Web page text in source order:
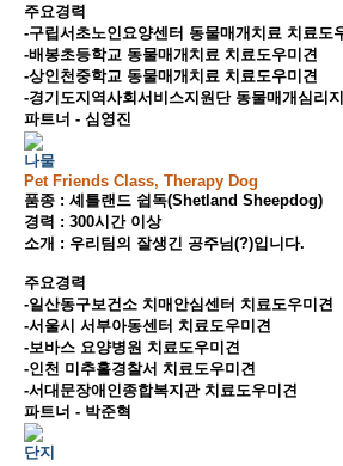
주요경력
-구립서초노인요양센터 동물매개치료 치료도
-배봉초등학교 동물매개치료 치료도우미견
-상인천중학교 동물매개치료 치료도우미견
-경기도지역사회서비스지원단 동물매개심리
파트너 - 심영진
나물
Pet Friends Class, Therapy Dog
품종 : 셰틀랜드 쉽독(Shetland Sheepdog)
경력 : 300시간 이상
소개 : 우리팀의 잘생긴 공주님(?)입니다.
주요경력
-일산동구보건소 치매안심센터 치료도우미견
-서울시 서부아동센터 치료도우미견
-보바스 요양병원 치료도우미견
-인천 미추홀경찰서 치료도우미견
-서대문장애인종합복지관 치료도우미견
파트너 - 박준혁
단지